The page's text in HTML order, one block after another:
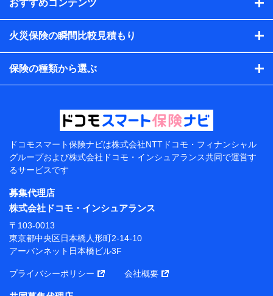
析して、お客さまの趣味・嗜好・傾向に応じたサービス・商
各種セミナーの開催のため
コンサルティングサービスの実施のため
アンケートやキャンペーン等の実施のため
上記に係る案内・手続き・管理等付帯業務を行うため
当該個人データを取り扱う各共同利用者（詳細は次のと
東京都千代田区永田町2丁目11番1号 山王パークタワー
株式会社NTTドコモ 代表取締役社長 前田 義晃
東京都中央区日本橋人形町2-14-10 アーバンネット日
本橋ビル 3F
長 吉村 忠義
※ 当社および株式会社NTTドコモは、お客さまの情報
ソナルデータ憲章」に定める行動原則を順守します 。
※ パーソナルデータダッシュボードの「第三者提供の
おすすめコンテンツ
火災保険の瞬間比較見積もり
保険の種類から選ぶ
ドコモスマート保険ナビは株式会社NTTドコモ・フィナンシャル
グループおよび株式会社ドコモ・インシュアランス共同で運営す
るサービスです
募集代理店
株式会社ドコモ・インシュアランス
〒103-0013
東京都中央区日本橋人形町2-14-10
アーバンネット日本橋ビル3F
プライバシーポリシー 会社概要